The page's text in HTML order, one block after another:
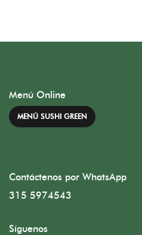
Menú Online
MENÚ SUSHI GREEN
Contáctenos por WhatsApp
315 5974543
Síguenos